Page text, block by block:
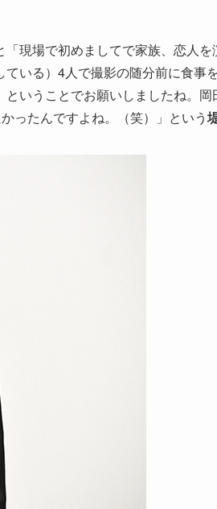
現場で初めましてで家族、恋人を
いる）4人で撮影の随分前に食事
いうことでお願いしましたね。岡
ったんですよね。（笑）」という